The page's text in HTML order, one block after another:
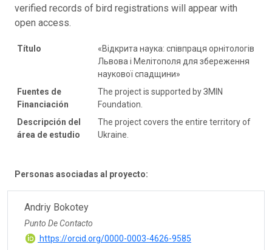
verified records of bird registrations will appear with
open access.
Título
«Відкрита наука: співпраця орнітологів
Львова і Мелітополя для збереження
наукової спадщини»
Fuentes de
Financiación
The project is supported by ЗMIN
Foundation.
Descripción del
área de estudio
The project covers the entire territory of
Ukraine.
Personas asociadas al proyecto:
Andriy Bokotey
Punto De Contacto
https://orcid.org/0000-0003-4626-9585